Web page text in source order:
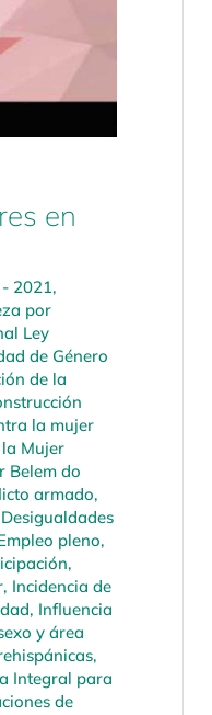
en
2021,
por
Ley
de Género
de la
la mujer
Mujer
Belem do
armado,
Desigualdades
pleno,
,
, Incidencia de
, Influencia
y área
,
Integral para
de